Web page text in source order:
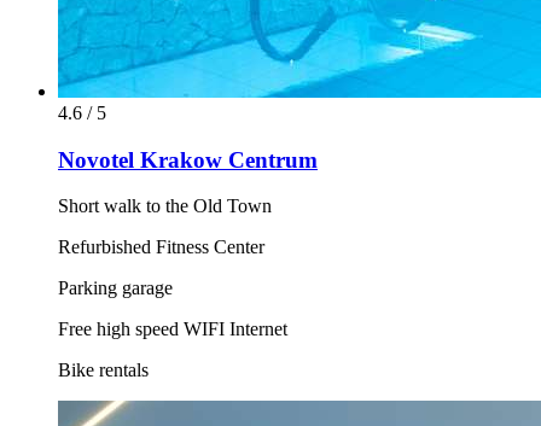
4.6 / 5
Novotel Krakow Centrum
Short walk to the Old Town
Refurbished Fitness Center
Parking garage
Free high speed WIFI Internet
Bike rentals